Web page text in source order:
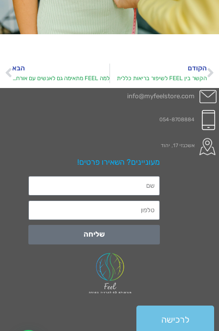
הקודם
הקשר בין FEEL לשיפור בריאות כללית
הבא
למה FEEL מתאימה גם לאנשים עם אורח חיים עמוס
info@myfeelstore.com
054-8708884
אשכנזי 17, יהוד
מעוניינים? השאירו פרטים!
שליחה
לרכישה